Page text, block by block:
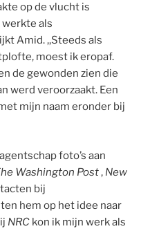
op de vlucht is
werkte als
Amid. ,,Steeds als
moest ik eropaf.
de gewonden zien die
werd veroorzaakt. Een
mijn naam eronder bij
foto’s aan
Washington Post , New
bij
hem op het idee naar
NRC kon ik mijn werk als